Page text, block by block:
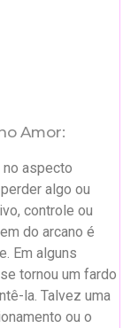
Amor:
no aspecto
algo ou
controle ou
do arcano é
Em alguns
tornou um fardo
la. Talvez uma
ou o